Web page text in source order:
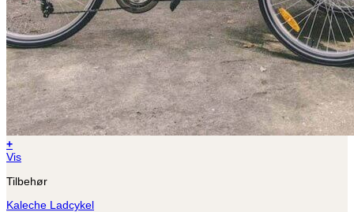
+
Vis
Tilbehør
Kaleche Ladcykel